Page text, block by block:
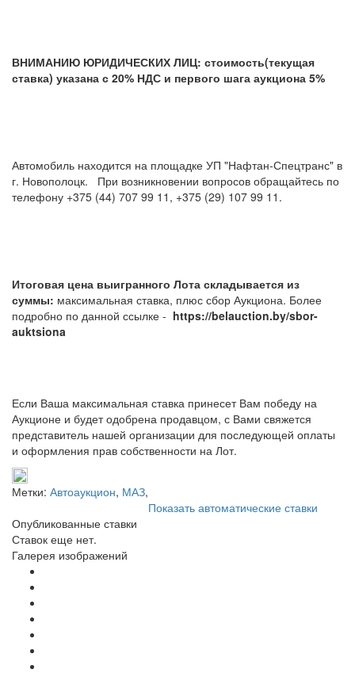
ВНИМАНИЮ ЮРИДИЧЕСКИХ ЛИЦ: стоимость(текущая
ставка) указана с 20% НДС и первого шага аукциона 5%
Автомобиль находится на площадке УП "Нафтан-Спецтранс" в
г. Новополоцк. При возникновении вопросов обращайтесь по
телефону +375 (44) 707 99 11, +375 (29) 107 99 11.
Итоговая цена выигранного Лота складывается из
суммы: максимальная ставка, плюс сбор Аукциона. Более
подробно по данной ссылке - https://belauction.by/sbor-
auktsiona
Если Ваша максимальная ставка принесет Вам победу на
Аукционе и будет одобрена продавцом, с Вами свяжется
представитель нашей организации для последующей оплаты
и оформления прав собственности на Лот.
Метки: Автоаукцион, МАЗ,
Показать автоматические ставки
Опубликованные ставки
Ставок еще нет.
Галерея изображений